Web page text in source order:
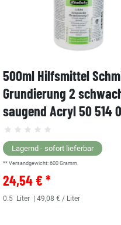
500ml Hilfsmittel
Grundierung 2
saugend Acryl 50 514
Lagernd - sofort lieferbar
** Versandgewicht:600 Gramm.
24,54 € *
0.5 Liter | 49,08 € / Liter